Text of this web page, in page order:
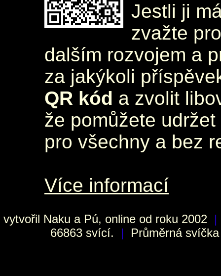
Jestli ji
zvažte
dalším rozvojem a
za jakýkoli
QR kód a zvolit
že pomůžete
pro všechny a bez
Více informací
vytvořil Naku a Pú, online od roku 2002 |
66863 svící.
| Průměrná